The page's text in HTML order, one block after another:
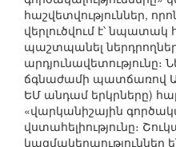
հաշվետվություններ,
վերլուծվում է՝
պաշտպանել
ճգնաժամի պատճառով
ԵՄ անդամ երկրները)
«վարկանիշային
վստահելիությունը։
կազմակերպություններ